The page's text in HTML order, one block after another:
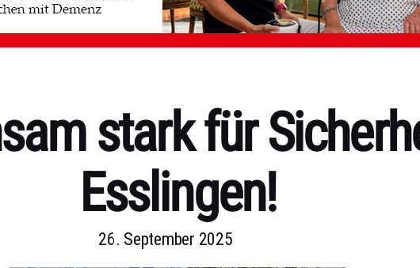
stark für
Esslingen!
26. September 2025